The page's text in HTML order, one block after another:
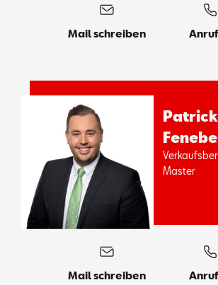
Mail schreiben
Pa­trick
Mas­ter
Mail schreiben